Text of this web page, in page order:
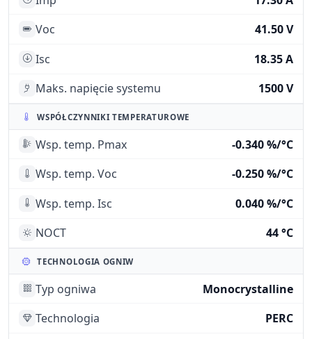
Voc
41.50 V
Isc
18.35 A
Maks. napięcie systemu
1500 V
WSPÓŁCZYNNIKI TEMPERATUROWE
Wsp. temp. Pmax
-0.340 %/°C
Wsp. temp. Voc
-0.250 %/°C
Wsp. temp. Isc
0.040 %/°C
NOCT
44 °C
TECHNOLOGIA OGNIW
Typ ogniwa
Monocrystalline
Technologia
PERC